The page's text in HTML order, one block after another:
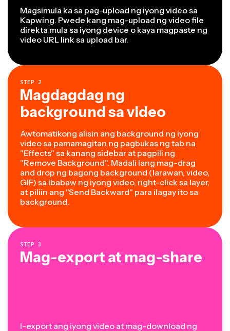
Magsimula ka sa pag-upload ng iyong video sa
Kapwing. Pwede kang mag-upload ng video file
direkta mula sa iyong device o kaya magpaste ng
video URL link sa upload bar.
STEP 2
Magdagdag ng
background sa video
Awtomatikong alisin ang background ng iyong
video sa pamamagitan ng pagbukas ng tab na
"Effects" sa kanang sidebar at pagpili ng
"Remove Background". Madali lang mag-drag
and drop ng bagong background (larawan, video,
GIF) sa ibabaw ng iyong video, right-click sa layer,
at piliin ang "Send Backward" para ilagay ito sa
background.
STEP 3
Mag-export at mag-share
I-export ang iyong video at mag-download ng